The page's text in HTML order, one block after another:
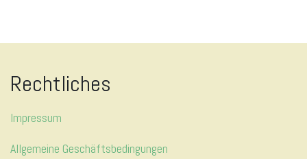
Rechtliches
Impressum
Allgemeine Geschäftsbedingungen